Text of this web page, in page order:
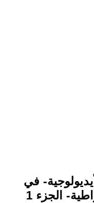
في
الجزء 1